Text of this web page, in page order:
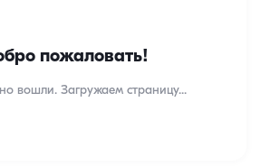
пожаловать!
вошли. Загружаем страницу...